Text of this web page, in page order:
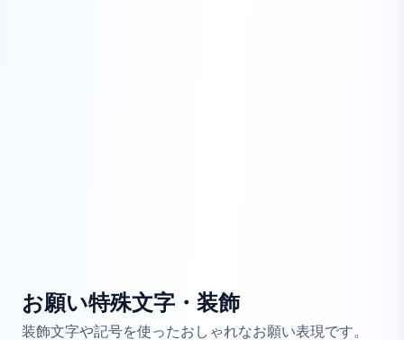
お願い特殊文字・装飾
装飾文字や記号を使ったおしゃれなお願い表現です。